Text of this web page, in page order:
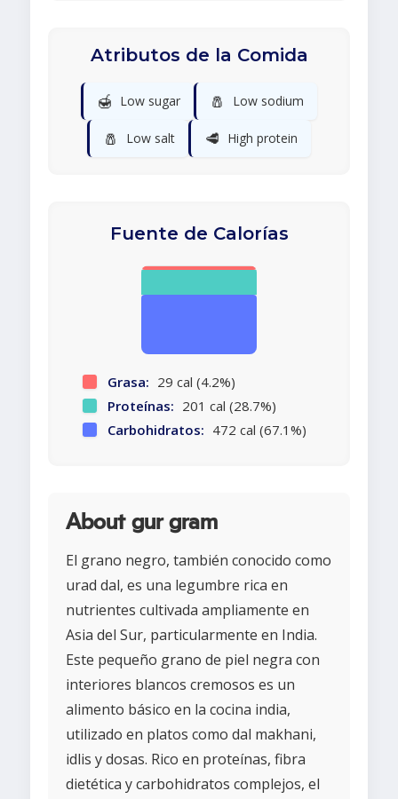
Atributos de la Comida
🍯 Low sugar 🧂 Low sodium
🧂 Low salt 🥩 High protein
Fuente de Calorías
Grasa: 29 cal (4.2%)
Proteínas: 201 cal (28.7%)
Carbohidratos: 472 cal (67.1%)
About gur gram
El grano negro, también conocido como
urad dal, es una legumbre rica en
nutrientes cultivada ampliamente en
Asia del Sur, particularmente en India.
Este pequeño grano de piel negra con
interiores blancos cremosos es un
alimento básico en la cocina india,
utilizado en platos como dal makhani,
idlis y dosas. Rico en proteínas, fibra
dietética y carbohidratos complejos, el